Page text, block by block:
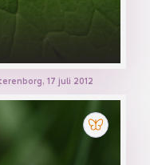
17 juli 2012